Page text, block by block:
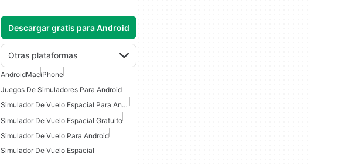
Descargar gratis para Android
Otras plataformas
AndroidMaciPhone
Juegos De Simuladores Para Android
Simulador De Vuelo Espacial Para Android
Simulador De Vuelo Espacial Gratuito
Simulador De Vuelo Para Android
Simulador De Vuelo Espacial